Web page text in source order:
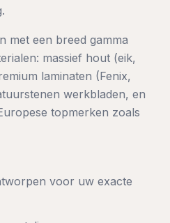
met een breed gamma
massief hout (eik,
laminaten (Fenix,
werkbladen, en
topmerken zoals
voor uw exacte